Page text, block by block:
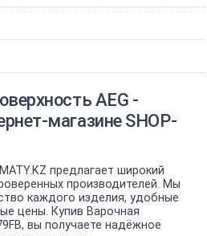
AEG -
магазине SHOP-
предлагает широкий
производителей. Мы
каждого изделия, удобные
цены. Купив Варочная
вы получаете надёжное